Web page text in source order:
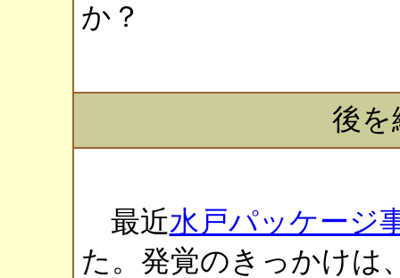
か？
後を
最近水戸パッケージ
た。発覚のきっかけは